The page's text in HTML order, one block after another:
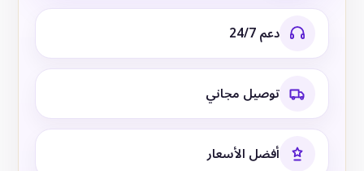
دعم 24/7
توصيل مجاني
أفضل الأسعار